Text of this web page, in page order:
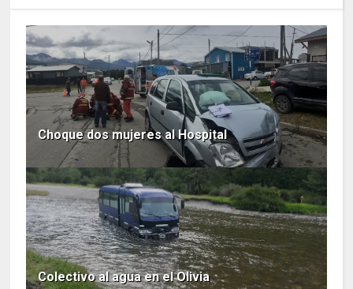
Choque dos mujeres al Hospital
Colectivo al agua en el Olivia